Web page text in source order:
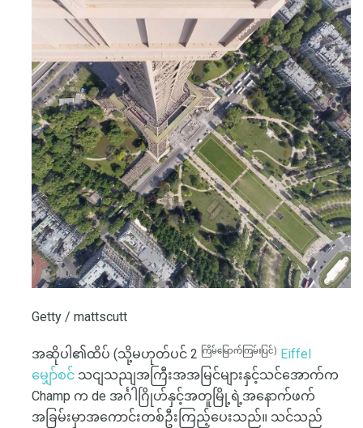
Getty / mattscutt
အဆိုပါ၏ထိပ် (သို့မဟုတ်ပင် 2 ကြိမ်မြောက်ကြမ်းပြင်) Eiffel
မျှော်စင် သငျသညျအကြီးအအမြင်များနှင့်သင်အောက်က
Champ က de အင်္ဂါဂြိုဟ်နှင့်အတူမြို့ရဲ့အနောက်ဖက်
အခြမ်းမှာအကောင်းတစ်ဦးကြည့်ပေးသည်။ သင်သည်